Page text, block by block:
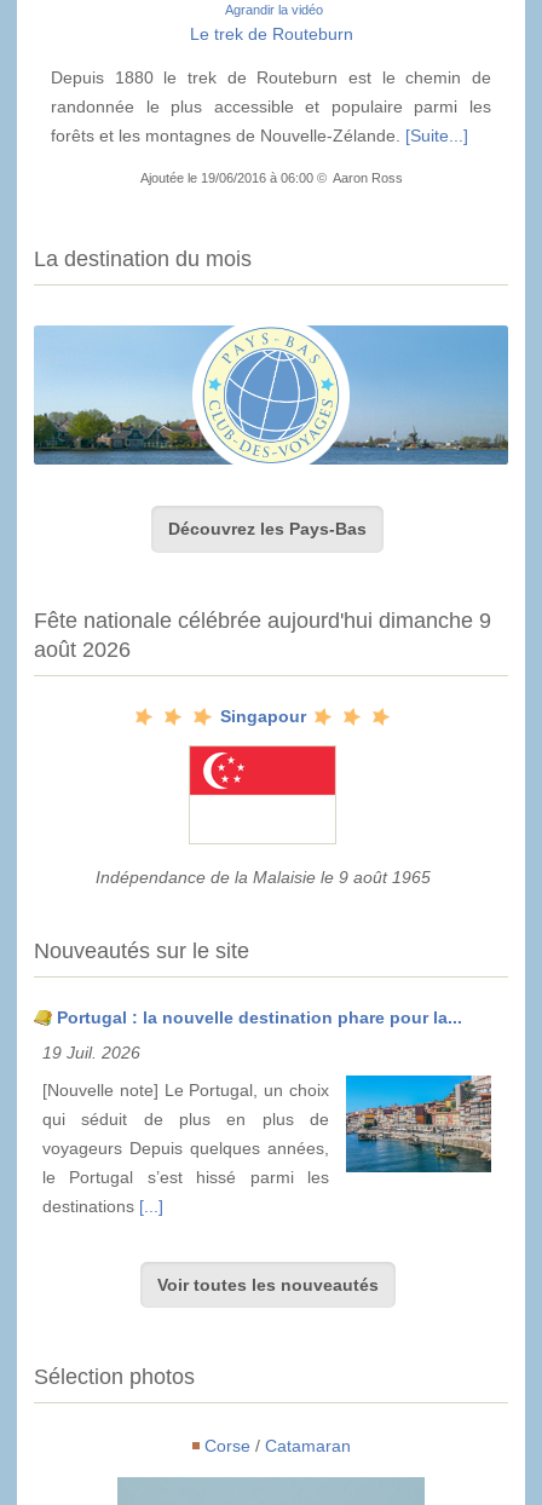
Agrandir la vidéo
Le trek de Routeburn
Depuis 1880 le trek de Routeburn est le chemin de
randonnée le plus accessible et populaire parmi les
forêts et les montagnes de Nouvelle-Zélande. [Suite...]
Ajoutée le 19/06/2016 à 06:00 © Aaron Ross
La destination du mois
Découvrez les Pays-Bas
Fête nationale célébrée aujourd'hui dimanche 9
août 2026
Singapour
Indépendance de la Malaisie le 9 août 1965
Nouveautés sur le site
Portugal : la nouvelle destination phare pour la...
19 Juil. 2026
[Nouvelle note] Le Portugal, un choix
qui séduit de plus en plus de
voyageurs Depuis quelques années,
le Portugal s’est hissé parmi les
destinations [...]
Voir toutes les nouveautés
Sélection photos
Corse / Catamaran